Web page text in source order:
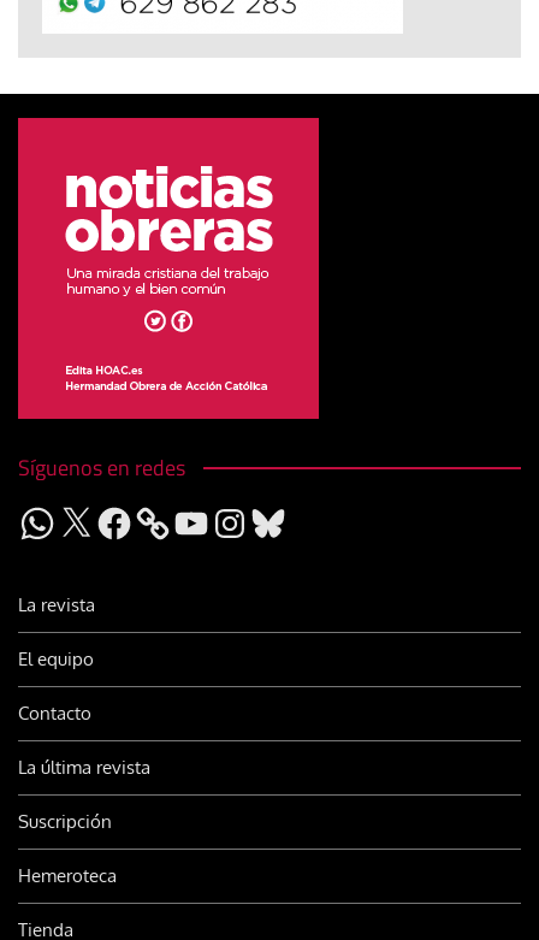
Síguenos en redes
WhatsApp
X Facebook YouTubeInstagram
Bluesky
La revista
El equipo
Contacto
La última revista
Suscripción
Hemeroteca
Tienda